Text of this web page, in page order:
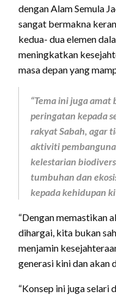
dengan Alam Semula
sangat bermakna
kedua- dua elemen
meningkatkan
masa depan yang
“Tema ini juga
peringatan kepada
rakyat Sabah, agar
aktiviti
kelestarian
tumbuhan dan
kepada kehidupan
“Dengan memastikan
dihargai, kita bukan
menjamin
generasi kini dan akan
“Konsep ini juga selari